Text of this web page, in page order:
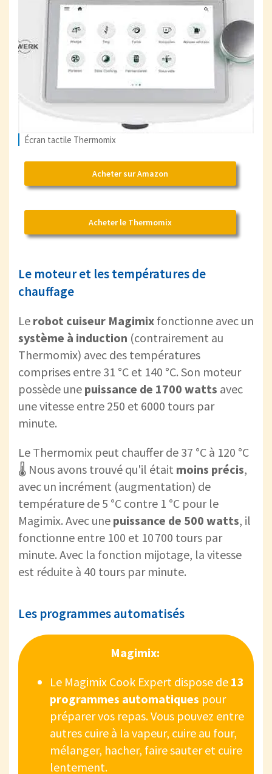
Écran tactile Thermomix
Acheter sur Amazon
Acheter le Thermomix
Le moteur et les températures de
chauffage
Le robot cuiseur Magimix fonctionne avec un
système à induction (contrairement au
Thermomix) avec des températures
comprises entre 31 °C et 140 °C. Son moteur
possède une puissance de 1700 watts avec
une vitesse entre 250 et 6000 tours par
minute.
Le Thermomix peut chauffer de 37 °C à 120 °C
🌡️ Nous avons trouvé qu'il était moins précis,
avec un incrément (augmentation) de
température de 5 °C contre 1 °C pour le
Magimix. Avec une puissance de 500 watts, il
fonctionne entre 100 et 10 700 tours par
minute. Avec la fonction mijotage, la vitesse
est réduite à 40 tours par minute.
Les programmes automatisés
Magimix:
Le Magimix Cook Expert dispose de 13
programmes automatiques pour
préparer vos repas. Vous pouvez entre
autres cuire à la vapeur, cuire au four,
mélanger, hacher, faire sauter et cuire
lentement.